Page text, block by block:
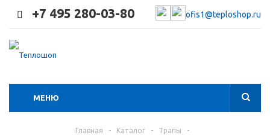
+7 495 280-03-80 ofis1@teploshop.ru
МЕНЮ
Главная - Каталог - Трапы
-